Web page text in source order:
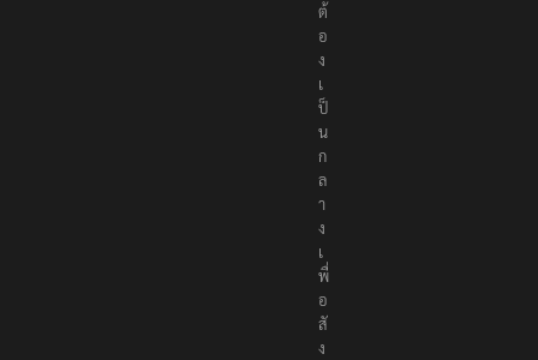
ต้
อ
ง
เ
ป็
น
ก
ล
า
ง
เ
พื่
อ
สั
ง